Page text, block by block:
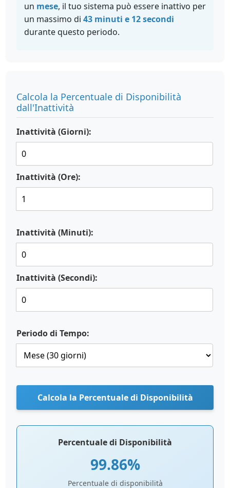
un mese, il tuo sistema può essere inattivo per
un massimo di 43 minuti e 12 secondi
durante questo periodo.
Calcola la Percentuale di Disponibilità
dall'Inattività
Inattività (Giorni):
Inattività (Ore):
Inattività (Minuti):
Inattività (Secondi):
Periodo di Tempo:
Calcola la Percentuale di Disponibilità
Percentuale di Disponibilità
99.86%
Percentuale di disponibilità